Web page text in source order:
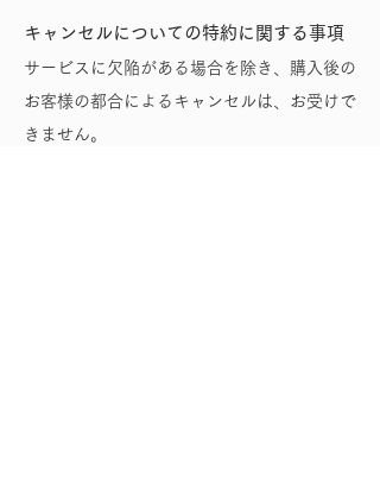
キャンセルについての特約に関する事項
サービスに欠陥がある場合を除き、購入後の
お客様の都合によるキャンセルは、お受けで
きません。